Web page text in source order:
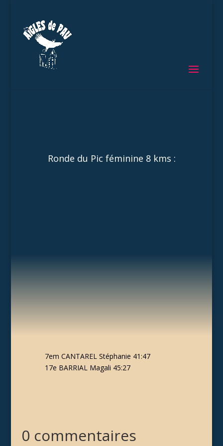
Ronde du Pic féminine 8 kms :
7em CANTAREL Stéphanie 41:47
17e BARRIAL Magali 45:27
0 commentaires